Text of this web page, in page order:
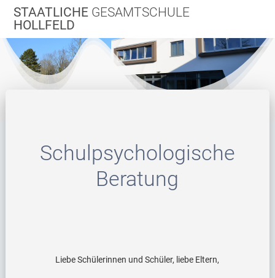
Zum
Inhalt
STAATLICHE GESAMTSCHULE
HOLLFELD
Schulpsychologische
Beratung
Liebe Schülerinnen und Schüler, liebe Eltern,